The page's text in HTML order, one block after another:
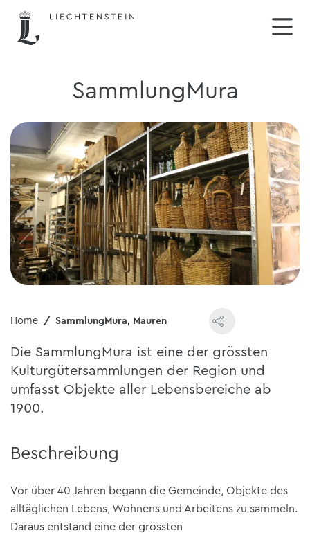
SammlungMura
Home SammlungMura, Mauren
Die SammlungMura ist eine der grössten
Kulturgütersammlungen der Region und
umfasst Objekte aller Lebensbereiche ab
1900.
Beschreibung
Vor über 40 Jahren begann die Gemeinde, Objekte des
alltäglichen Lebens, Wohnens und Arbeitens zu sammeln.
Daraus entstand eine der grössten